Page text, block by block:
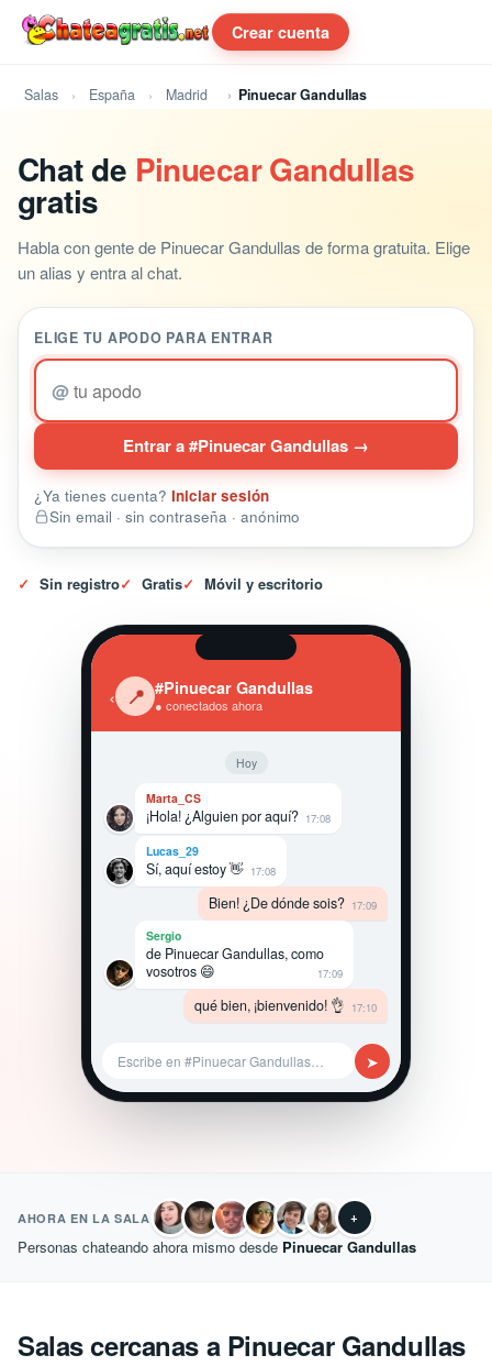
Crear cuenta
Salas España Madrid Pinuecar Gandullas
Chat de Pinuecar Gandullas
gratis
Habla con gente de Pinuecar Gandullas de forma gratuita. Elige
un alias y entra al chat.
ELIGE TU APODO PARA ENTRAR
@
Entrar a #Pinuecar Gandullas →
¿Ya tienes cuenta? Iniciar sesión
Sin email · sin contraseña · anónimo
✓ Sin registro✓ Gratis✓ Móvil y escritorio
‹ 📍 #Pinuecar Gandullas
● conectados ahora
Hoy
Marta_CS
¡Hola! ¿Alguien por aquí? 17:08
Lucas_29
Sí, aquí estoy 👋 17:08
Bien! ¿De dónde sois? 17:09
Sergio
de Pinuecar Gandullas, como
vosotros 😄
17:09
qué bien, ¡bienvenido! 👌 17:10
Escribe en #Pinuecar Gandullas… ➤
AHORA EN LA SALA +
Personas chateando ahora mismo desde Pinuecar Gandullas
Salas cercanas a Pinuecar Gandullas